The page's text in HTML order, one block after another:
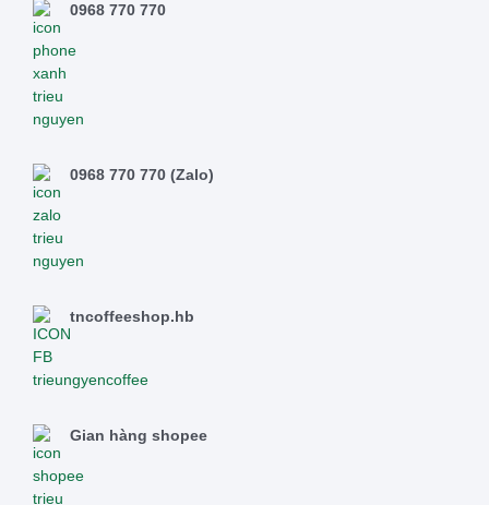
0968 770 770
0968 770 770 (Zalo)
tncoffeeshop.hb
Gian hàng shopee